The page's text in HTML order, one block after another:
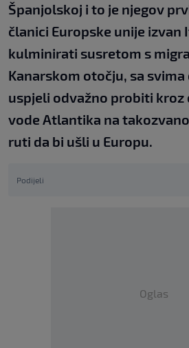
Španjolskoj i to je njegov
članici Europske unije izvan
kulminirati susretom s
Kanarskom otočju, sa svima
uspjeli odvažno probiti kroz
vode Atlantika na
ruti da bi ušli u Europu.
Podijeli
Oglas